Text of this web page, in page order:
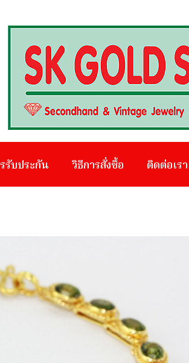
รับประกัน วิธีการสั่งซื้อ ติดต่อเรา